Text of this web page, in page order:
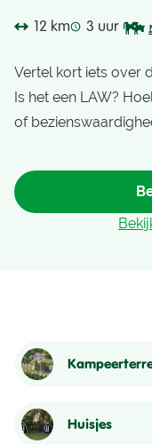
12 km 3 uur
Vertel kort iets over
Is het een LAW?
of
Huisjes